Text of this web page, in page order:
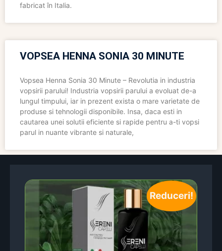
fabricat în Italia.
VOPSEA HENNA SONIA 30 MINUTE
Vopsea Henna Sonia 30 Minute – Revolutia in industria
vopsirii parului! Industria vopsirii parului a evoluat de-a
lungul timpului, iar in prezent exista o mare varietate de
produse si tehnologii disponibile. Insa, daca esti in
cautarea unei solutii eficiente si rapide pentru a-ti vopsi
parul in nuante vibrante si naturale,
Reduceri!